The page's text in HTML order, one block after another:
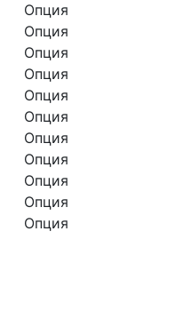
Опция
Опция
Опция
Опция
Опция
Опция
Опция
Опция
Опция
Опция
Опция